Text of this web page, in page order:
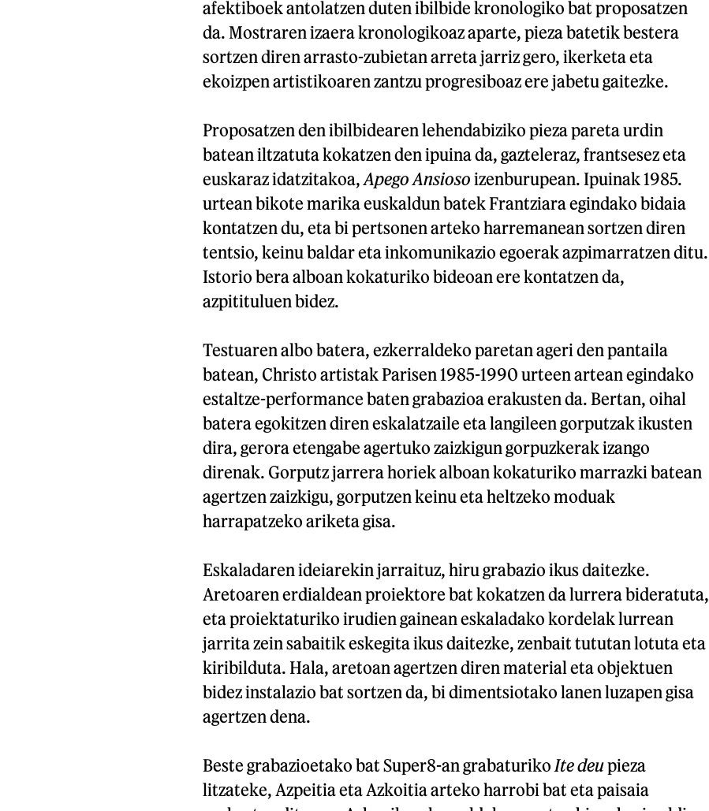
afektiboek antolatzen duten ibilbide kronologiko bat proposatzen
da. Mostraren izaera kronologikoaz aparte, pieza batetik bestera
sortzen diren arrasto-zubietan arreta jarriz gero, ikerketa eta
ekoizpen artistikoaren zantzu progresiboaz ere jabetu gaitezke.
Proposatzen den ibilbidearen lehendabiziko pieza pareta urdin
batean iltzatuta kokatzen den ipuina da, gazteleraz, frantsesez eta
euskaraz idatzitakoa, Apego Ansioso izenburupean. Ipuinak 1985.
urtean bikote marika euskaldun batek Frantziara egindako bidaia
kontatzen du, eta bi pertsonen arteko harremanean sortzen diren
tentsio, keinu baldar eta inkomunikazio egoerak azpimarratzen ditu.
Istorio bera alboan kokaturiko bideoan ere kontatzen da,
azpitituluen bidez.
Testuaren albo batera, ezkerraldeko paretan ageri den pantaila
batean, Christo artistak Parisen 1985-1990 urteen artean egindako
estaltze-performance baten grabazioa erakusten da. Bertan, oihal
batera egokitzen diren eskalatzaile eta langileen gorputzak ikusten
dira, gerora etengabe agertuko zaizkigun gorpuzkerak izango
direnak. Gorputz jarrera horiek alboan kokaturiko marrazki batean
agertzen zaizkigu, gorputzen keinu eta heltzeko moduak
harrapatzeko ariketa gisa.
Eskaladaren ideiarekin jarraituz, hiru grabazio ikus daitezke.
Aretoaren erdialdean proiektore bat kokatzen da lurrera bideratuta,
eta proiektaturiko irudien gainean eskaladako kordelak lurrean
jarrita zein sabaitik eskegita ikus daitezke, zenbait tututan lotuta eta
kiribilduta. Hala, aretoan agertzen diren material eta objektuen
bidez instalazio bat sortzen da, bi dimentsiotako lanen luzapen gisa
agertzen dena.
Beste grabazioetako bat Super8-an grabaturiko Ite deupieza
litzateke, Azpeitia eta Azkoitia arteko harrobi bat eta paisaia